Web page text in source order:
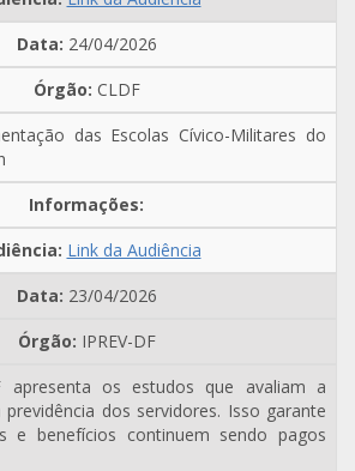
24/04/2026
CLDF
das Escolas Cívico-Militares do
Link da Audiência
23/04/2026
IPREV-DF
apresenta os estudos que avaliam a
dos servidores. Isso garante
e benefícios continuem sendo pagos